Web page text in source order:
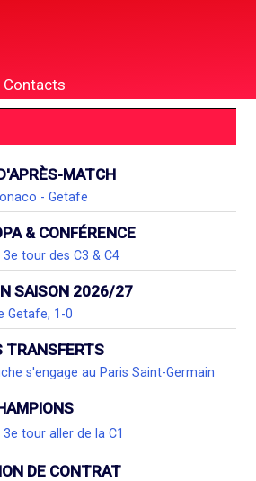
Contacts
MATCH
- Getafe
& CONFÉRENCE
3e tour des C3 & C4
SAISON 2026/27
Getafe, 1-0
TRANSFERTS
s'engage au Paris Saint-Germain
tour aller de la C1
DE CONTRAT